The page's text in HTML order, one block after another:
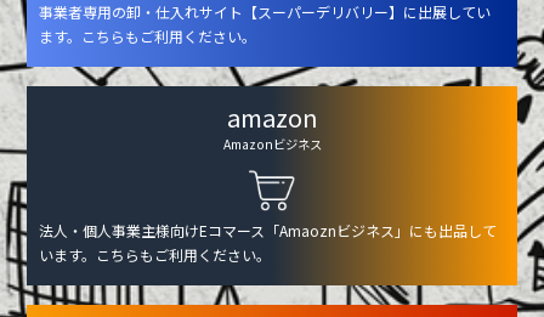
事業者専用の卸・仕入れサイト【スーパーデリバリー】に出展してい
ます。こちらもご利用ください。
amazon
Amazonビジネス
法人・個人事業主様向けEコマース「Amaoznビジネス」にも出品して
います。こちらもご利用ください。